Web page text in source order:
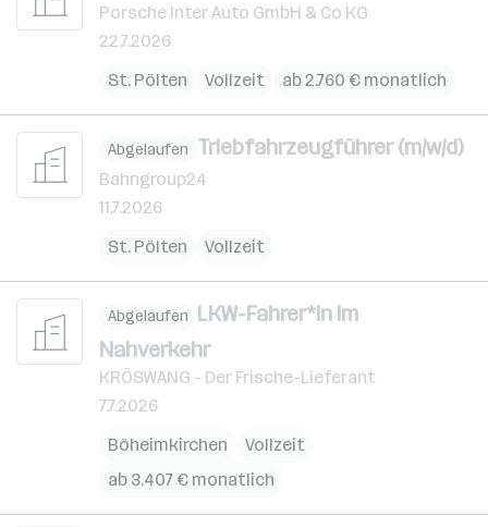
Porsche Inter Auto GmbH & Co KG
22.7.2026
St. Pölten
Vollzeit ab 2.760 € monatlich
Abgelaufen Triebfahrzeugführer (m/w/d)
Bahngroup24
11.7.2026
St. Pölten
Vollzeit
Abgelaufen LKW-Fahrer*in im
Nahverkehr
KRÖSWANG - Der Frische-Lieferant
7.7.2026
Böheimkirchen
Vollzeit
ab 3.407 € monatlich